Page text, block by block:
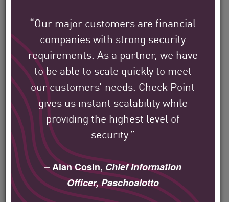
“Our major customers are financial
companies with strong security
requirements. As a partner, we have
to be able to scale quickly to meet
our customers’ needs. Check Point
gives us instant scalability while
providing the highest level of
security.”
– Alan Cosin,Chief Information
Officer, Paschoalotto
Scopri come i clienti
globali di Check Point
stanno proteggendo il loro
ambiente.
La nostra missione è aiutare a proteggere
le più grandi organizzazioni aziendali,
governative e di fornitori di servizi in tutto
il mondo.